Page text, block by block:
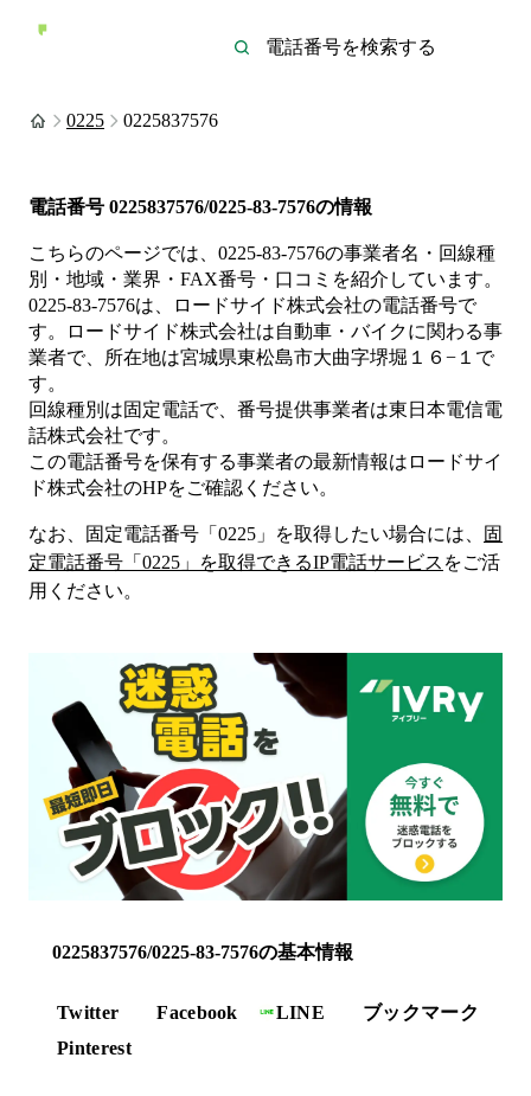
0225 0225837576
電話番号 0225837576/0225-83-7576の情報
こちらのページでは、 0225-83-7576の事業者名・回線種
別・地域・業界・FAX番号・口コミを紹介しています。
0225-83-7576は、 ロードサイド株式会社の電話番号で
す。
ロードサイド株式会社は自動車・バイクに関わる事
業者で、所在地は宮城県東松島市大曲字堺堀１６−１ で
す。
回線種別は固定電話で、番号提供事業者は東日本電信電
話株式会社です。
この電話番号を保有する事業者の最新情報は ロードサイ
ド株式会社のHPをご確認ください。
なお、固定電話番号「 0225 」を取得したい場合には、
固
定電話番号「 0225 」を取得できるIP電話サービス をご活
用ください。
0225837576/0225-83-7576の基本情報
Twitter Facebook LINE
ブックマーク
Pinterest